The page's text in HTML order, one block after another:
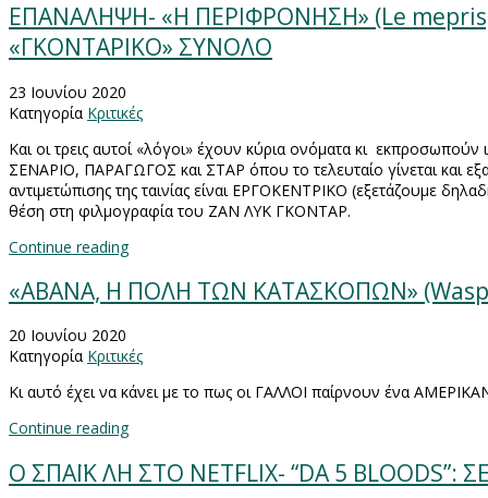
ΕΠΑΝΑΛΗΨΗ- «Η ΠΕΡΙΦΡΟΝΗΣΗ» (Le
«ΓΚΟΝΤΑΡΙΚΟ» ΣΥΝΟΛΟ
23 Ιουνίου 2020
Κατηγορία Κριτικές
Και οι τρεις αυτοί «λόγοι» έχουν κύρια ονόματα κι εκπροσωπούν
ΣΕΝΑΡΙΟ, ΠΑΡΑΓΩΓΟΣ και ΣΤΑΡ όπου το τελευταίο γίνεται και
αντιμετώπισης της ταινίας είναι ΕΡΓΟΚΕΝΤΡΙΚΟ (εξετάζουμε
θέση στη φιλμογραφία του ΖΑΝ ΛΥΚ ΓΚΟΝΤΑΡ.
Continue reading
«ΑΒΑΝΑ, Η ΠΟΛΗ ΤΩΝ ΚΑΤΑΣΚΟΠΩΝ»
20 Ιουνίου 2020
Κατηγορία Κριτικές
Κι αυτό έχει να κάνει με το πως οι ΓΑΛΛΟΙ παίρνουν ένα
Continue reading
Ο ΣΠΑΪΚ ΛΗ ΣΤΟ NETFLIX- “DA 5 BLOODS”: